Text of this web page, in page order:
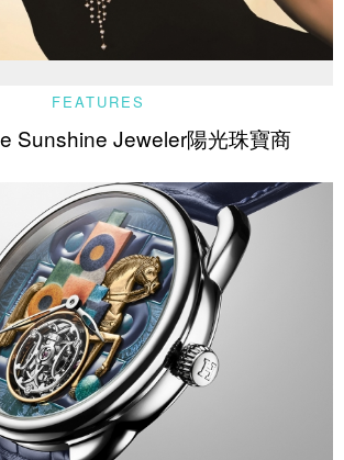
FEATURES
Sunshine Jeweler陽光珠寶商